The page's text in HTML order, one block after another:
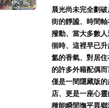
晨光尚未完全劃
街的靜謐、時間
撥動、當大多數
徊時、這裡早已
氳的香氣、對居
的許多外籍配偶
僅是一間隱藏版
店、更是一座心
種能瞬間撫平異